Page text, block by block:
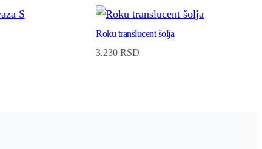
Roku translucent šolja
3.230RSD